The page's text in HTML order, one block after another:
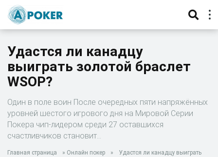
Удастся ли канадцу
выиграть золотой браслет
WSOP?
Один в поле воин После очередных пяти напряжённых
уровней шестого игрового дня на Мировой Серии
Покера чип-лидером среди 27 оставшихся
счастливчиков становит…
Главная страница » Онлайн покер »
Удастся ли канадцу выиграть